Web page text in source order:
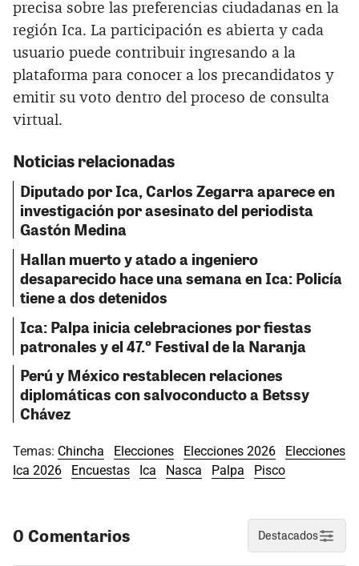
precisa sobre las preferencias ciudadanas en la
región Ica. La participación es abierta y cada
usuario puede contribuir ingresando a la
plataforma para conocer a los precandidatos y
emitir su voto dentro del proceso de consulta
virtual.
Noticias relacionadas
Diputado por Ica, Carlos Zegarra aparece en
investigación por asesinato del periodista
Gastón Medina
Hallan muerto y atado a ingeniero
desaparecido hace una semana en Ica: Policía
tiene a dos detenidos
Ica: Palpa inicia celebraciones por fiestas
patronales y el 47.º Festival de la Naranja
Perú y México restablecen relaciones
diplomáticas con salvoconducto a Betssy
Chávez
Temas: Chincha Elecciones Elecciones 2026
Elecciones
Ica 2026
Encuestas Ica Nasca Palpa Pisco
0 Comentarios Destacados